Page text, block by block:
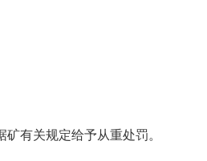
有关规定给予从重处罚。